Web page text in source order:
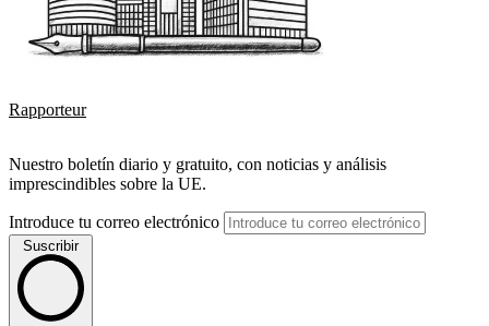
Rapporteur
Nuestro boletín diario y gratuito, con noticias y análisis
imprescindibles sobre la UE.
Introduce tu correo electrónico
Suscribir